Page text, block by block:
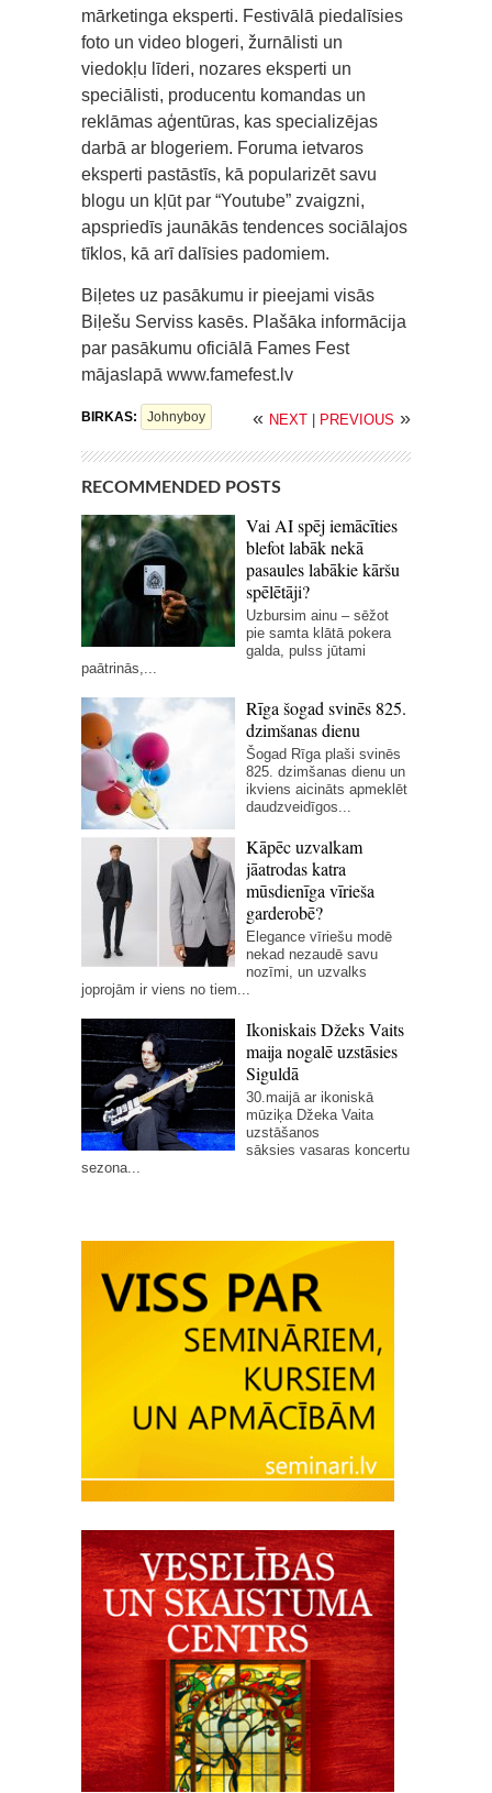
mārketinga eksperti. Festivālā piedalīsies
foto un video blogeri, žurnālisti un
viedokļu līderi, nozares eksperti un
speciālisti, producentu komandas un
reklāmas aģentūras, kas specializējas
darbā ar blogeriem. Foruma ietvaros
eksperti pastāstīs, kā popularizēt savu
blogu un kļūt par “Youtube” zvaigzni,
apspriedīs jaunākās tendences sociālajos
tīklos, kā arī dalīsies padomiem.
Biļetes uz pasākumu ir pieejami visās
Biļešu Serviss kasēs. Plašāka informācija
par pasākumu oficiālā Fames Fest
mājaslapā www.famefest.lv
BIRKAS: Johnyboy « NEXT | PREVIOUS »
RECOMMENDED POSTS
Vai AI spēj iemācīties
blefot labāk nekā
pasaules labākie kāršu
spēlētāji?
Uzbursim ainu – sēžot
pie samta klātā pokera
galda, pulss jūtami
paātrinās,...
Rīga šogad svinēs 825.
dzimšanas dienu
Šogad Rīga plaši svinēs
825. dzimšanas dienu un
ikviens aicināts apmeklēt
daudzveidīgos...
Kāpēc uzvalkam
jāatrodas katra
mūsdienīga vīrieša
garderobē?
Elegance vīriešu modē
nekad nezaudē savu
nozīmi, un uzvalks
joprojām ir viens no tiem...
Ikoniskais Džeks Vaits
maija nogalē uzstāsies
Siguldā
30.maijā ar ikoniskā
mūziķa Džeka Vaita
uzstāšanos
sāksies vasaras koncertu
sezona...